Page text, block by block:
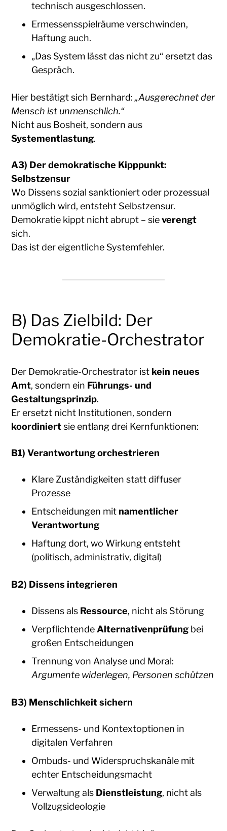
technisch ausgeschlossen.
Ermessensspielräume verschwinden,
Haftung auch.
„Das System lässt das nicht zu“ ersetzt das
Gespräch.
Hier bestätigt sich Bernhard:„Ausgerechnet der
Mensch ist unmenschlich.“
Nicht aus Bosheit, sondern aus
Systementlastung.
A3) Der demokratische Kipppunkt:
Selbstzensur
Wo Dissens sozial sanktioniert oder prozessual
unmöglich wird, entsteht Selbstzensur.
Demokratie kippt nicht abrupt – sieverengt
sich.
Das ist der eigentliche Systemfehler.
B) Das Zielbild: Der
Demokratie-Orchestrator
Der Demokratie-Orchestrator ist kein neues
Amt, sondern ein Führungs- und
Gestaltungsprinzip.
Er ersetzt nicht Institutionen, sondern
koordiniertsie entlang drei Kernfunktionen:
B1) Verantwortung orchestrieren
Klare Zuständigkeiten statt diffuser
Prozesse
Entscheidungen mit namentlicher
Verantwortung
Haftung dort, wo Wirkung entsteht
(politisch, administrativ, digital)
B2) Dissens integrieren
Dissens als Ressource, nicht als Störung
Verpflichtende Alternativenprüfung bei
großen Entscheidungen
Trennung von Analyse und Moral:
Argumente widerlegen, Personen schützen
B3) Menschlichkeit sichern
Ermessens- und Kontextoptionen in
digitalen Verfahren
Ombuds- und Widerspruchskanäle mit
echter Entscheidungsmacht
Verwaltung als Dienstleistung, nicht als
Vollzugsideologie